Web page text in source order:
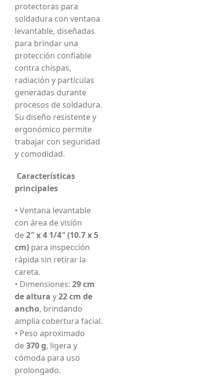
protectoras para
soldadura con ventana
levantable, diseñadas
para brindar una
protección confiable
contra chispas,
radiación y partículas
generadas durante
procesos de soldadura.
Su diseño resistente y
ergonómico permite
trabajar con seguridad
y comodidad.
Características
principales
• Ventana levantable
con área de visión
de2″ x 4 1/4″ (10.7 x 5
cm) para inspección
rápida sin retirar la
careta.
• Dimensiones: 29 cm
de altura y22 cm de
ancho, brindando
amplia cobertura facial.
• Peso aproximado
de370 g, ligera y
cómoda para uso
prolongado.